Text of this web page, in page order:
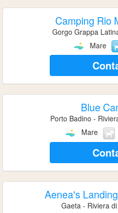
Camping Rio
Gorgo Grappa
Mare
Blue
Porto Badino -
Mare
Aenea's
Gaeta - Riviera